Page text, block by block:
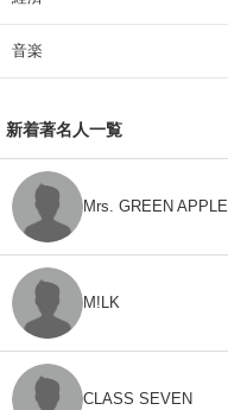
音楽
新着著名人一覧
Mrs. GREEN APPLE
M!LK
CLASS SEVEN